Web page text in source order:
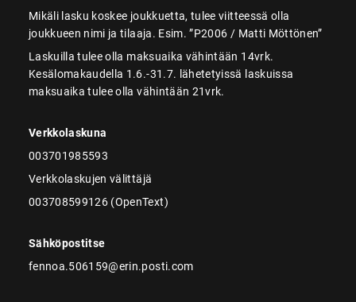
Mikäli lasku koskee joukkuetta, tulee viitteessä olla
joukkueen nimi ja tilaaja. Esim. ”P2006 / Matti Möttönen”
Laskuilla tulee olla maksuaika vähintään 14vrk.
Kesälomakaudella 1.6.-31.7. lähetetyissä laskuissa
maksuaika tulee olla vähintään 21vrk.
Verkkolaskuna
003701985593
Verkkolaskujen välittäjä
003708599126 (OpenText)
Sähköpostitse
fennoa.506159@erin.posti.com